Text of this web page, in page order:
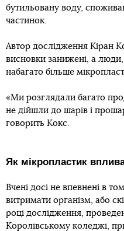
бутильовану воду,
частинок.
Автор дослідження Кіран
висновки занижені, а
набагато більше
«Ми розглядали багато
не дійшли до шарів і
говорить Кокс.
Як мікропластик
Вчені досі не впевнені в
витримати організм, або
році дослідження,
Королівському коледжі,